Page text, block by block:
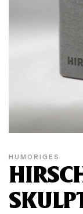
HUMORIGES